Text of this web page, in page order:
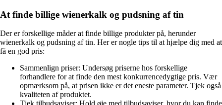
At finde billige wienerkalk og pudsning af tin
Der er forskellige måder at finde billige produkter på, herunder
wienerkalk og pudsning af tin. Her er nogle tips til at hjælpe dig med at
få en god pris:
Sammenlign priser: Undersøg priserne hos forskellige
forhandlere for at finde den mest konkurrencedygtige pris. Vær
opmærksom på, at prisen ikke er det eneste parameter. Tjek også
kvaliteten af produktet.